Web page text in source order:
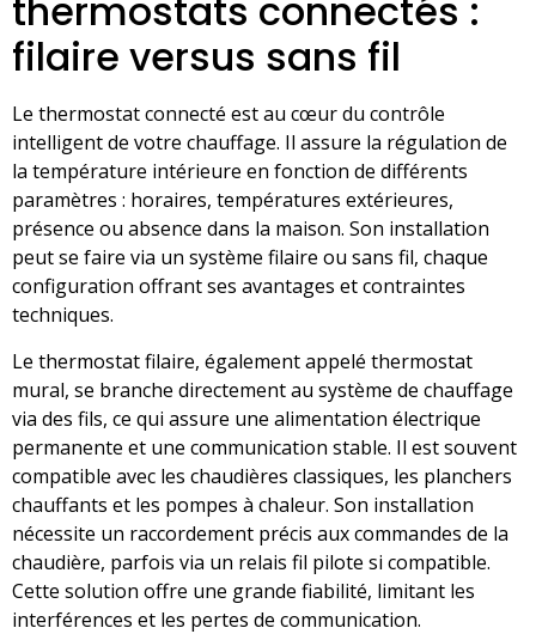
thermostats connectés :
filaire versus sans fil
Le thermostat connecté est au cœur du contrôle
intelligent de votre chauffage. Il assure la régulation de
la température intérieure en fonction de différents
paramètres : horaires, températures extérieures,
présence ou absence dans la maison. Son installation
peut se faire via un système filaire ou sans fil, chaque
configuration offrant ses avantages et contraintes
techniques.
Le thermostat filaire, également appelé thermostat
mural, se branche directement au système de chauffage
via des fils, ce qui assure une alimentation électrique
permanente et une communication stable. Il est souvent
compatible avec les chaudières classiques, les planchers
chauffants et les pompes à chaleur. Son installation
nécessite un raccordement précis aux commandes de la
chaudière, parfois via un relais fil pilote si compatible.
Cette solution offre une grande fiabilité, limitant les
interférences et les pertes de communication.